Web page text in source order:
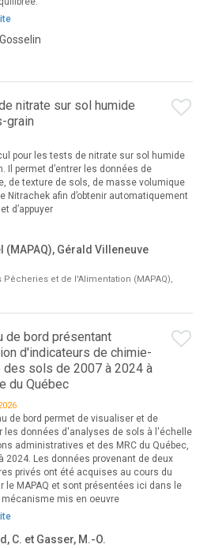
nitrate sur sol humide
grain
pour les tests de nitrate sur sol humide
Il permet d’entrer les données de
de texture de sols, de masse volumique
Nitrachek afin d’obtenir automatiquement
d’appuyer
Gérald Villeneuve
et de l'Alimentation (MAPAQ),
de bord présentant
d'indicateurs de chimie-
sols de 2007 à 2024 à
du Québec
de bord permet de visualiser et de
les données d'analyses de sols à l'échelle
administratives et des MRC du Québec,
2024. Les données provenant de deux
privés ont été acquises au cours du
le MAPAQ et sont présentées ici dans le
mécanisme mis en oeuvre
C. et Gasser, M.-O.